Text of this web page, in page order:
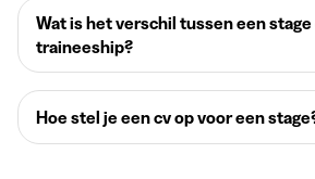
Wat is het verschil tussen een stage
traineeship?
Hoe stel je een cv op voor een